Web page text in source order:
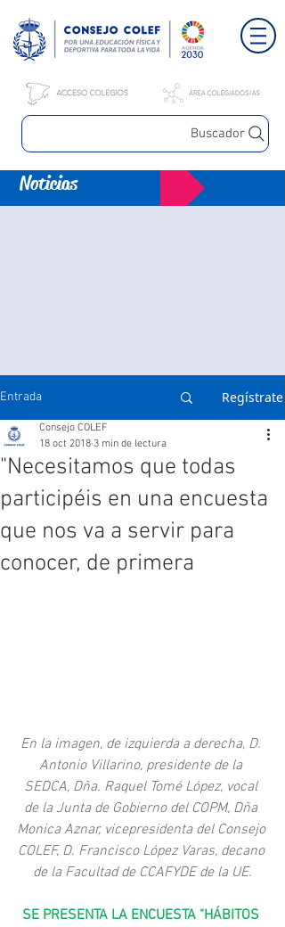
Buscador
Noticias
Entrada Regístrate
"Necesitamos que todas
participéis en una encuesta
que nos va a servir para
conocer, de primera
Consejo COLEF
18 oct 2018 3 min de lectura
En la imagen, de izquierda a derecha, D.
Antonio Villarino, presidente de la
SEDCA, Dña. Raquel Tomé López, vocal
de la Junta de Gobierno del COPM, Dña
Monica Aznar, vicepresidenta del Consejo
COLEF, D. Francisco López Varas, decano
de la Facultad de CCAFYDE de la UE.
SE PRESENTA LA ENCUESTA "HÁBITOS